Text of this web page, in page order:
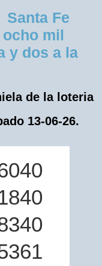
Fe
ocho mil
y dos a la
de la loteria
13-06-26.